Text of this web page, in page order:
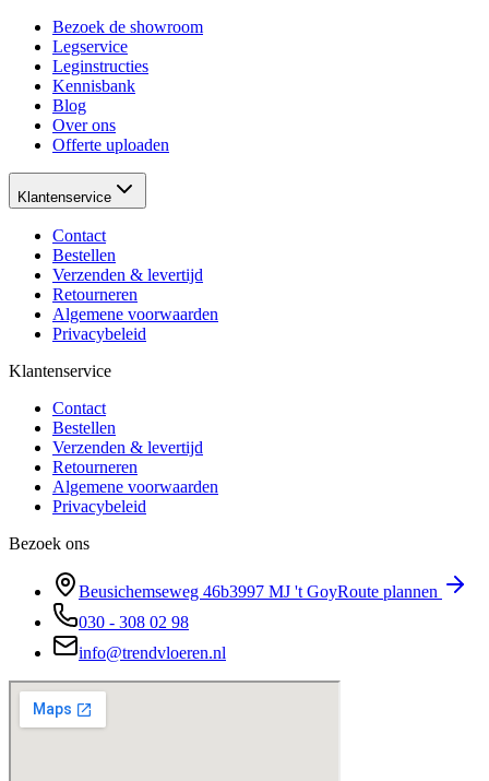
Bezoek de showroom
Legservice
Leginstructies
Kennisbank
Blog
Over ons
Offerte uploaden
Klantenservice
Contact
Bestellen
Verzenden & levertijd
Retourneren
Algemene voorwaarden
Privacybeleid
Klantenservice
Contact
Bestellen
Verzenden & levertijd
Retourneren
Algemene voorwaarden
Privacybeleid
Bezoek ons
Beusichemseweg 46b3997 MJ 't GoyRoute plannen
030 - 308 02 98
info@trendvloeren.nl